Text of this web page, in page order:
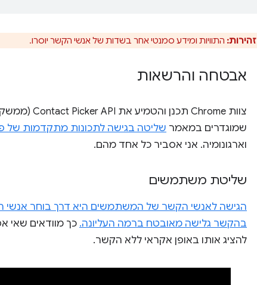
זהירות: התוויות ומידע סמנטי אחר בשדות של אנשי הקשר יוסרו.
אבטחה והרשאות
שמוגדרים במאמר שליטה בגישה לתכונות מתקדמות של
וארגונומיה. אני אסביר כל אחד מהם.
שליטת משתמשים
הגישה לאנשי הקשר של המשתמשים היא דרך בוחר
בהקשר גלישה מאובטח ברמה העליונה. כך מוודאים שאי
להציג אותו באופן אקראי ללא הקשר.